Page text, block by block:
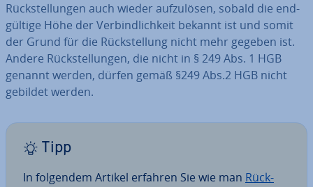
Rück­stel­lun­gen auch wieder auf­zu­lö­sen, sobald die end­
gül­ti­ge Höhe der Ver­bind­lich­keit bekannt ist und somit
der Grund für die Rück­stel­lung nicht mehr gegeben ist.
Andere Rück­stel­lun­gen, die nicht in § 249 Abs. 1 HGB
genannt werden, dürfen gemäß §249 Abs.2 HGB nicht
gebildet werden.
Tipp
In folgendem Artikel erfahren Sie wie man Rück­